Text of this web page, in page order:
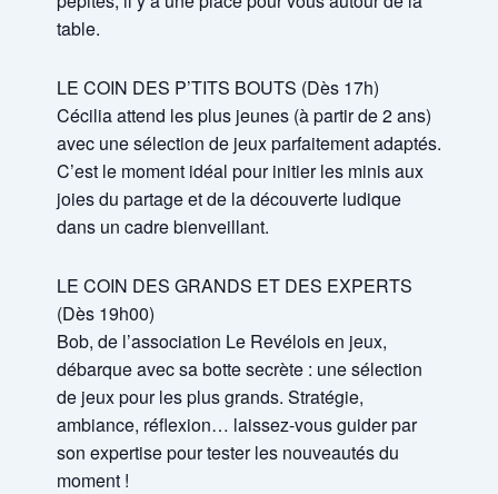
table.
LE COIN DES P’TITS BOUTS (Dès 17h)
Cécilia attend les plus jeunes (à partir de 2 ans)
avec une sélection de jeux parfaitement adaptés.
C’est le moment idéal pour initier les minis aux
joies du partage et de la découverte ludique
dans un cadre bienveillant.
LE COIN DES GRANDS ET DES EXPERTS
(Dès 19h00)
Bob, de l’association Le Revélois en jeux,
débarque avec sa botte secrète : une sélection
de jeux pour les plus grands. Stratégie,
ambiance, réflexion… laissez-vous guider par
son expertise pour tester les nouveautés du
moment !